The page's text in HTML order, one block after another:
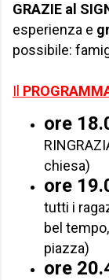
GRAZIE al
esperienza e
possibile:
Il
ore
chiesa)
ore
tutti i
bel
piazza)
ore